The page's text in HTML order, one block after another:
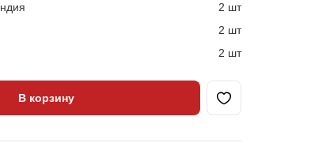
2 шт
2 шт
2 шт
В корзину